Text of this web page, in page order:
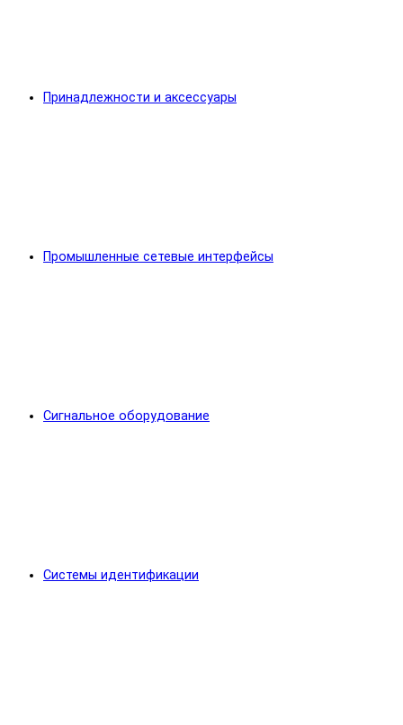
Принадлежности и аксессуары
Промышленные сетевые интерфейсы
Сигнальное оборудование
Системы идентификации